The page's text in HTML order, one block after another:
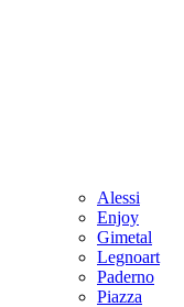
Alessi
Enjoy
Gimetal
Legnoart
Paderno
Piazza